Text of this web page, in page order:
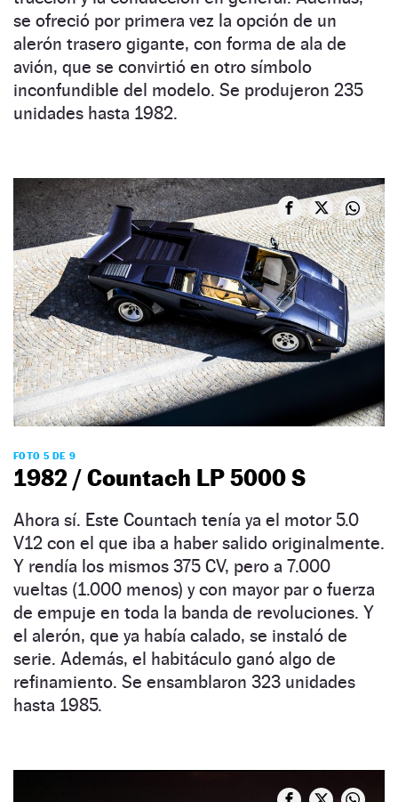
se ofreció por primera vez la opción de un
alerón trasero gigante, con forma de ala de
avión, que se convirtió en otro símbolo
inconfundible del modelo. Se produjeron 235
unidades hasta 1982.
FOTO 5 DE 9
1982 / Countach LP 5000 S
Ahora sí. Este Countach tenía ya el motor 5.0
V12 con el que iba a haber salido originalmente.
Y rendía los mismos 375 CV, pero a 7.000
vueltas (1.000 menos) y con mayor par o fuerza
de empuje en toda la banda de revoluciones. Y
el alerón, que ya había calado, se instaló de
serie. Además, el habitáculo ganó algo de
refinamiento. Se ensamblaron 323 unidades
hasta 1985.